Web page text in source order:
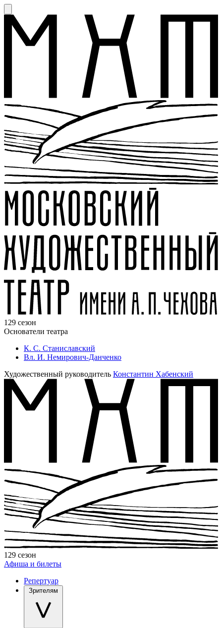
129 сезон
Основатели театра
К. С. Станиславский
Вл. И. Немирович-Данченко
Художественный руководитель Константин Хабенский
129 сезон
Афиша и билеты
Репертуар
Зрителям